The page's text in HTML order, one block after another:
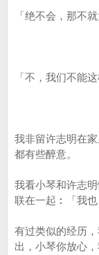
「绝不会，那不
「不，我们不能
我非留许志明在
都有些醉意。
我看小琴和许志
联在一起︰「我也
有过类似的经历
出，小琴你放心